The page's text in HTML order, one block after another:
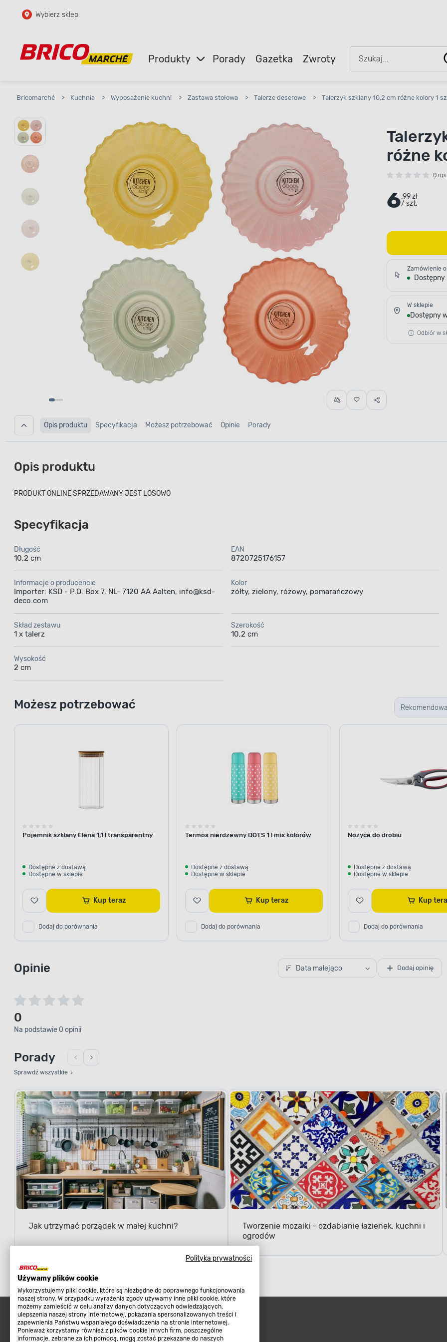
Polityka prywatności
Używamy plików cookie
Wykorzystujemy pliki cookie, które są niezbędne do poprawnego funkcjonowania
naszej strony. W przypadku wyrażenia zgody używamy inne pliki cookie, które
możemy zamieścić w celu analizy danych dotyczących odwiedzających,
ulepszenia naszej strony internetowej, pokazania spersonalizowanych treści i
zapewnienia Państwu wspaniałego doświadczenia na stronie internetowej.
Ponieważ korzystamy również z plików cookie innych firm, poszczególne
informacje, zebrane za ich pomocą, mogą zostać przekazane do naszych
Przejdź do głównej zawartości
Przejdź do wyszukiwarki
Wybierz sklep
Produkty Porady Gazetka Zwroty
Bricomarché > Kuchnia > Wyposażenie kuchni > Zastawa stołowa > Talerze deserowe > Talerzyk szklany 10,2 cm różne kolory 1
różne
0
6.99 zł
/ szt.
Zamówienie
Dostępny
W sklepie
Dostępny
Odbiór w
Opis produktu Specyfikacja Możesz potrzebować Opinie Porady
Opis produktu
PRODUKT ONLINE SPRZEDAWANY JEST LOSOWO
Specyfikacja
Długość
10,2 cm
EAN
8720725176157
Informacje o producencie
Importer: KSD - P.O. Box 7, NL- 7120 AA Aalten, info@ksd-
deco.com
Kolor
żółty, zielony, różowy, pomarańczowy
Skład zestawu
1 x talerz
Szerokość
10,2 cm
Wysokość
2 cm
Możesz potrzebować
Pojemnik szklany Elena 1,1 l transparentny
Dostępne z dostawą
Dostępne w sklepie
Kup teraz
Dodaj do porównania
Termos nierdzewny DOTS 1 l mix kolorów
Dostępne z dostawą
Dostępne w sklepie
Kup teraz
Dodaj do porównania
Nożyce do drobiu
Dostępne z dostawą
Dostępne w sklepie
Kup
Dodaj do porównania
Opinie Data malejąco Dodaj opinię
0
Na podstawie 0 opinii
Porady
Sprawdź wszystkie
Jak utrzymać porządek w małej kuchni?
Tworzenie mozaiki - ozdabianie łazienek, kuchni i
ogrodów